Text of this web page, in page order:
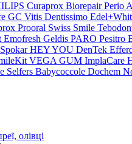
Curaprox Biorepair Perio
GC Vitis Dentissimo
Prooral Swiss Smile
Emofresh Geldis PARO Pesitro
Spokar HEY YOU DenTek
VEGA GUM ImplaCare
Selfers Babycoccole Dochem
олівці